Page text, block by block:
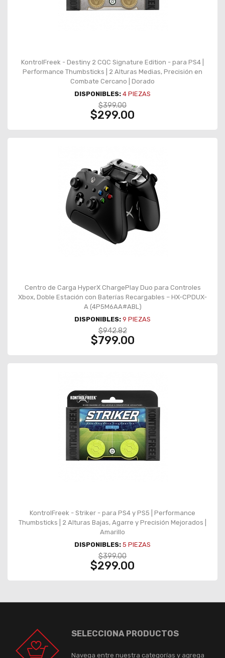
KontrolFreek - Destiny 2 CQC Signature Edition - para PS4 |
Performance Thumbsticks | 2 Alturas Medias, Precisión en
Combate Cercano | Dorado
DISPONIBLES: 4 PIEZAS
$399.00
$299.00
Centro de Carga HyperX ChargePlay Duo para Controles
Xbox, Doble Estación con Baterías Recargables – HX-CPDUX-
A (4P5M6AA#ABL)
DISPONIBLES: 9 PIEZAS
$942.82
$799.00
KontrolFreek - Striker - para PS4 y PS5 | Performance
Thumbsticks | 2 Alturas Bajas, Agarre y Precisión Mejorados |
Amarillo
DISPONIBLES: 5 PIEZAS
$399.00
$299.00
SELECCIONA PRODUCTOS
Navega entre nuestra categorías y agrega